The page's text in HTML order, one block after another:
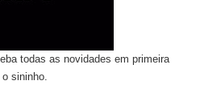
todas as novidades em primeira
sininho.